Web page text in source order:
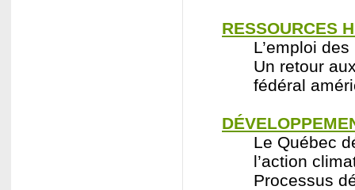
RESSOURCES
L’emploi
Un retour
fédéral
Le Québec
l’action
Processus